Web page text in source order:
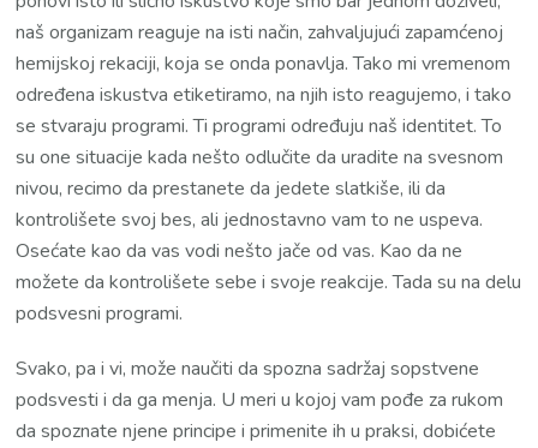
naš organizam reaguje na isti način, zahvaljujući zapamćenoj
hemijskoj rekaciji, koja se onda ponavlja. Tako mi vremenom
određena iskustva etiketiramo, na njih isto reagujemo, i tako
se stvaraju programi. Ti programi određuju naš identitet. To
su one situacije kada nešto odlučite da uradite na svesnom
nivou, recimo da prestanete da jedete slatkiše, ili da
kontrolišete svoj bes, ali jednostavno vam to ne uspeva.
Osećate kao da vas vodi nešto jače od vas. Kao da ne
možete da kontrolišete sebe i svoje reakcije. Tada su na delu
podsvesni programi.
Svako, pa i vi, može naučiti da spozna sadržaj sopstvene
podsvesti i da ga menja. U meri u kojoj vam pođe za rukom
da spoznate njene principe i primenite ih u praksi, dobićete